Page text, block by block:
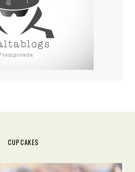
CUPCAKES